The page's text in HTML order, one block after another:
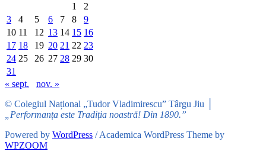
1
2
3
4 5 6 7 8
9
10 11 12 13 14 15 16
17 18 19 20 21 22 23
24 25 26 27 28 29 30
31
« sept.
nov. »
© Colegiul Național „Tudor Vladimirescu” Târgu Jiu │
„Performanța este Tradiția noastră! Din 1890.”
Powered by WordPress / Academica WordPress Theme by
WPZOOM